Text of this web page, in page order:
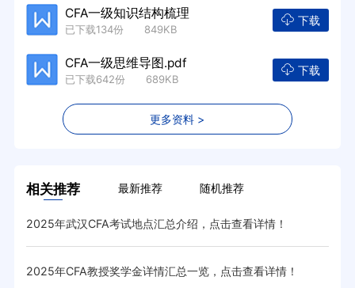
CFA一级知识结构梳理
已下载134份 849KB
下载
CFA一级思维导图.pdf
已下载642份 689KB
下载
更多资料 >
相关推荐 最新推荐 随机推荐
2025年武汉CFA考试地点汇总介绍，点击查看详情！
2025年CFA教授奖学金详情汇总一览，点击查看详情！